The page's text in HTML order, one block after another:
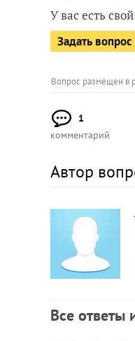
У вас есть
Задать вопрос
Вопрос размещен в
1
комментарий
Автор
Все ответы